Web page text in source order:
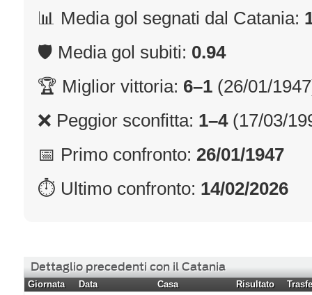
📊 Media gol segnati dal Catania:
🛡 Media gol subiti: 0.94
🏆 Miglior vittoria: 6–1 (26/01/
❌ Peggior sconfitta: 1–4(17/03/
📅 Primo confronto: 26/01/1947
⏱ Ultimo confronto: 14/02/2026
Dettaglio precedenti con il Catania
Giornata Data Casa Risultato